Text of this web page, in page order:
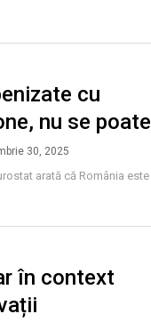
cu
nu se poate
30, 2025
arată că România este
în context